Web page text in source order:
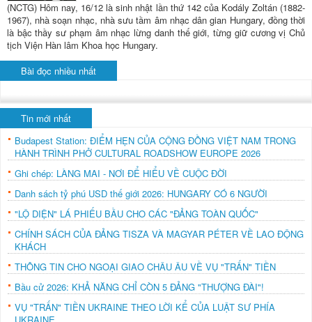
(NCTG) Hôm nay, 16/12 là sinh nhật lần thứ 142 của Kodály Zoltán (1882-
1967), nhà soạn nhạc, nhà sưu tầm âm nhạc dân gian Hungary, đồng thời
là bậc thầy sư phạm âm nhạc lừng danh thế giới, từng giữ cương vị Chủ
tịch Viện Hàn lâm Khoa học Hungary.
Bài đọc nhiều nhất
Tin mới nhất
Budapest Station: ĐIỂM HẸN CỦA CỘNG ĐỒNG VIỆT NAM TRONG
HÀNH TRÌNH PHỞ CULTURAL ROADSHOW EUROPE 2026
Ghi chép: LÀNG MAI - NƠI ĐỂ HIỂU VỀ CUỘC ĐỜI
Danh sách tỷ phú USD thế giới 2026: HUNGARY CÓ 6 NGƯỜI
"LỘ DIỆN" LÁ PHIẾU BẦU CHO CÁC "ĐẢNG TOÀN QUỐC"
CHÍNH SÁCH CỦA ĐẢNG TISZA VÀ MAGYAR PÉTER VỀ LAO ĐỘNG
KHÁCH
THÔNG TIN CHO NGOẠI GIAO CHÂU ÂU VỀ VỤ "TRẤN" TIỀN
Bầu cử 2026: KHẢ NĂNG CHỈ CÒN 5 ĐẢNG "THƯỢNG ĐÀI"!
VỤ "TRẤN" TIỀN UKRAINE THEO LỜI KỂ CỦA LUẬT SƯ PHÍA